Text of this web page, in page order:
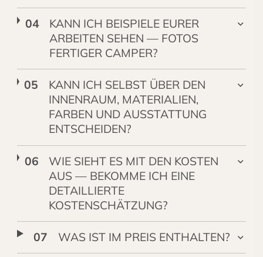
KANN ICH BEISPIELE EURER
ARBEITEN SEHEN — FOTOS
FERTIGER CAMPER?
KANN ICH SELBST ÜBER DEN
INNENRAUM, MATERIALIEN,
FARBEN UND AUSSTATTUNG
ENTSCHEIDEN?
WIE SIEHT ES MIT DEN KOSTEN
AUS — BEKOMME ICH EINE
DETAILLIERTE
KOSTENSCHÄTZUNG?
WAS IST IM PREIS ENTHALTEN?